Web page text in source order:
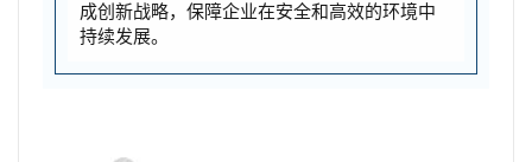
成创新战略，保障企业在安全和高效的环境中
持续发展。